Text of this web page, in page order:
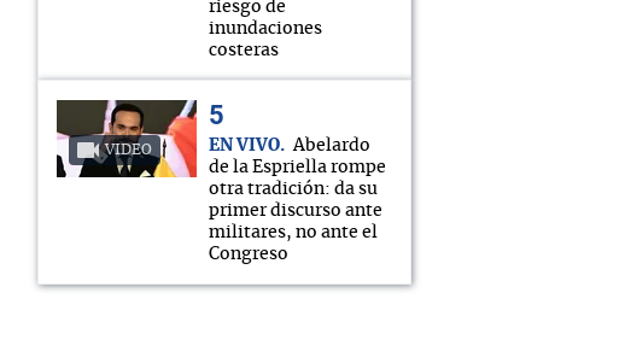
riesgo de
inundaciones
costeras
VIDEO EN VIVO
Abelardo
de la Espriella rompe
otra tradición: da su
primer discurso ante
militares, no ante el
Congreso